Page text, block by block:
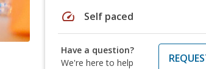
speed Self paced
Have a question?
We're here to help